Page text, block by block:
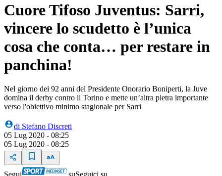
Cuore Tifoso Juventus: Sarri,
vincere lo scudetto è l’unica
cosa che conta… per restare in
panchina!
Nel giorno dei 92 anni del Presidente Onorario Boniperti, la Juve
domina il derby contro il Torino e mette un’altra pietra importante
verso l'obiettivo minimo stagionale per Sarri
di Stefano Discreti
05 Lug 2020 - 08:25
05 Lug 2020 - 08:25